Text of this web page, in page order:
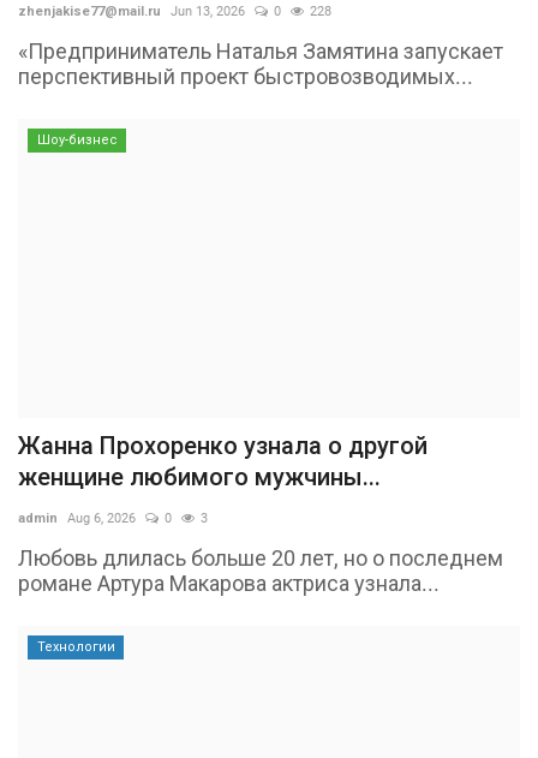
zhenjakise77@mail.ru Jun 13, 2026 0 228
«Предприниматель Наталья Замятина запускает
перспективный проект быстровозводимых...
Шоу-бизнес
Жанна Прохоренко узнала о другой
женщине любимого мужчины...
admin Aug 6, 2026 0 3
Любовь длилась больше 20 лет, но о последнем
романе Артура Макарова актриса узнала...
Технологии